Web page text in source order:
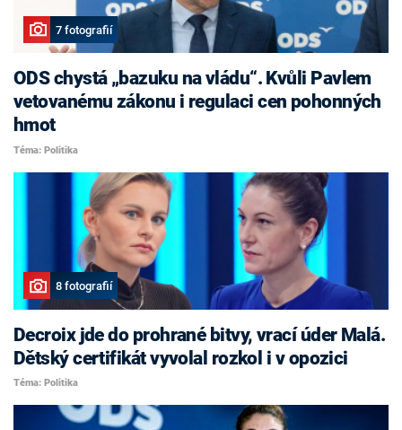
7 fotografií
ODS chystá „bazuku na vládu“. Kvůli Pavlem
vetovanému zákonu i regulaci cen pohonných
hmot
Téma: Politika
8 fotografií
Decroix jde do prohrané bitvy, vrací úder Malá.
Dětský certifikát vyvolal rozkol i v opozici
Téma: Politika